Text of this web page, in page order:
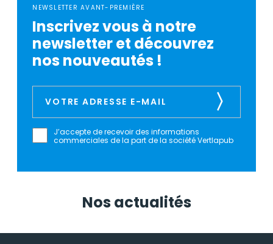
NEWSLETTER AVANT-PREMIÈRE
Inscrivez vous à notre
newsletter et découvrez
nos nouveautés !
J’accepte de recevoir des informations
commerciales de la part de la société Vertlapub
Nos actualités